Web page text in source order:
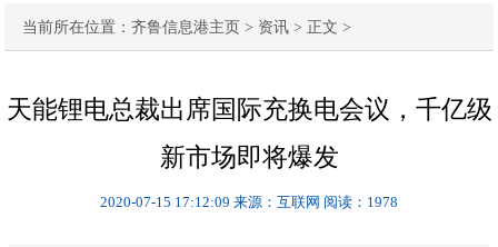
当前所在位置：齐鲁信息港主页 > 资讯 > 正文 >
天能锂电总裁出席国际充换电会议，千亿级
新市场即将爆发
2020-07-15 17:12:09 来源：互联网 阅读：1978